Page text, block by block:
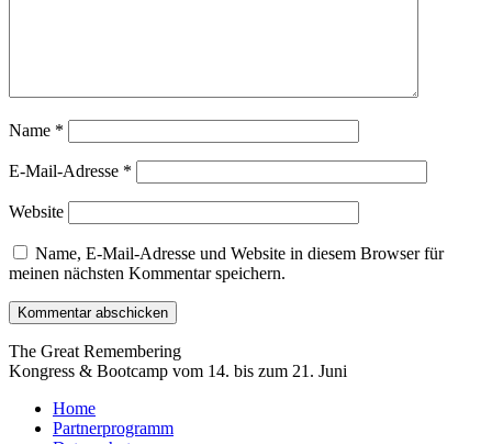
Name *
E-Mail-Adresse *
Website
Name, E-Mail-Adresse und Website in diesem Browser für
meinen nächsten Kommentar speichern.
The Great Remembering
Kongress & Bootcamp vom 14. bis zum 21. Juni
Home
Partnerprogramm